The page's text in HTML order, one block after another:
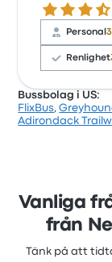
med
3.5 ur 5
Personal
Renlighet
Enligt 62
Bussbolag i US:
FlixBus,
Adirondack
Vanliga
från
Tänk på att